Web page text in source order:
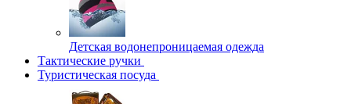
Детская водонепроницаемая одежда
Тактические ручки
Туристическая посуда